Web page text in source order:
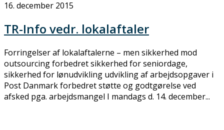
16. december 2015
TR-Info vedr. lokalaftaler
Forringelser af lokalaftalerne – men sikkerhed mod
outsourcing forbedret sikkerhed for seniordage,
sikkerhed for lønudvikling udvikling af arbejdsopgaver i
Post Danmark forbedret støtte og godtgørelse ved
afsked pga. arbejdsmangel I mandags d. 14. december...